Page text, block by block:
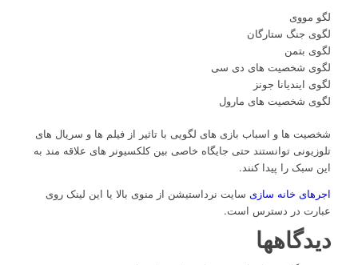
لگو مووی
لگوی جنگ ستارگان
لگوی بتمن
لگوی شخصیت های دی سی
لگوی ایندیانا جونز
لگوی شخصیت های مارول
شخصیت ها و اسباب بازی های لگویی با تاثیر از فیلم ها و سریال های
تلوزیونی توانستند حتی جایگاه خاصی بین کلکسیونر های علاقه مند به
این سبک را پیدا کنند.
اجرهای خانه سازی سایت نرداستیشن از منوی بالا یا این لینک روی
عبارت در دسترس است.
دیدگاهها